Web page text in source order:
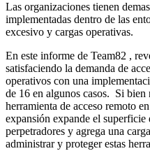
Las organizaciones tienen
implementadas dentro de las
excesivo y cargas operativas.
En este informe de Team82 ,
satisfaciendo la demanda de
operativos con una
de 16 en algunos casos. Si bien
herramienta de acceso remoto
expansión expande el
perpetradores y agrega una
administrar y proteger estas